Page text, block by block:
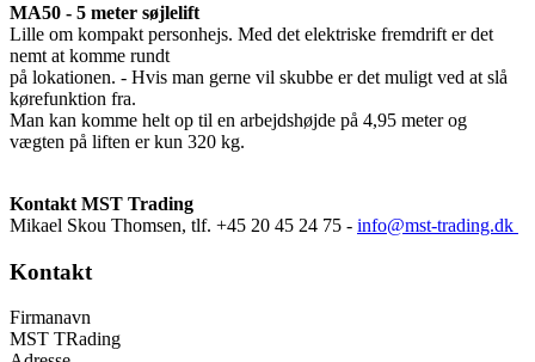
MA50 - 5 meter søjlelift
Lille om kompakt personhejs. Med det elektriske fremdrift er det
nemt at komme rundt
på lokationen. - Hvis man gerne vil skubbe er det muligt ved at slå
kørefunktion fra.
Man kan komme helt op til en arbejdshøjde på 4,95 meter og
vægten på liften er kun 320 kg.
Kontakt MST Trading
Mikael Skou Thomsen, tlf. +45 20 45 24 75 - info@mst-trading.dk
Kontakt
Firmanavn
MST TRading